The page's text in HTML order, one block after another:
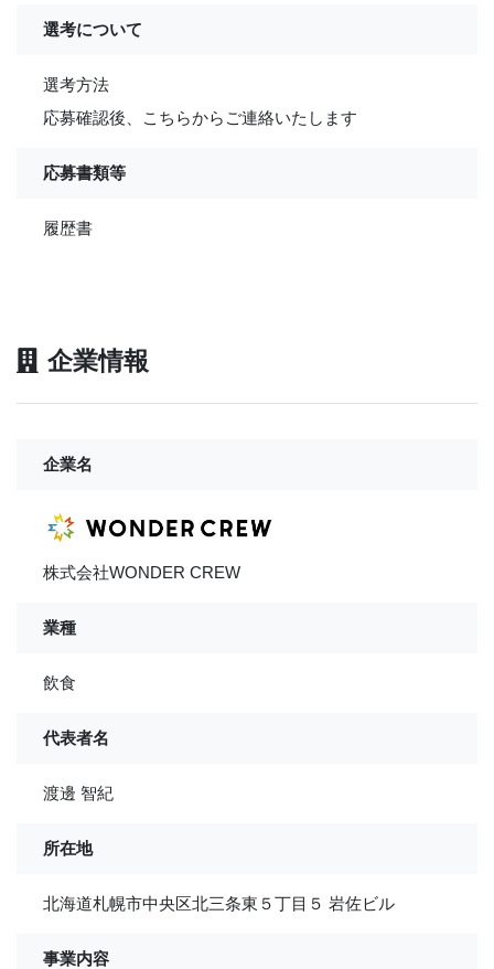
選考について
選考方法
応募確認後、こちらからご連絡いたします
応募書類等
履歴書
企業情報
企業名
株式会社WONDER CREW
業種
飲食
代表者名
渡邊 智紀
所在地
北海道札幌市中央区北三条東５丁目５ 岩佐ビル
事業内容